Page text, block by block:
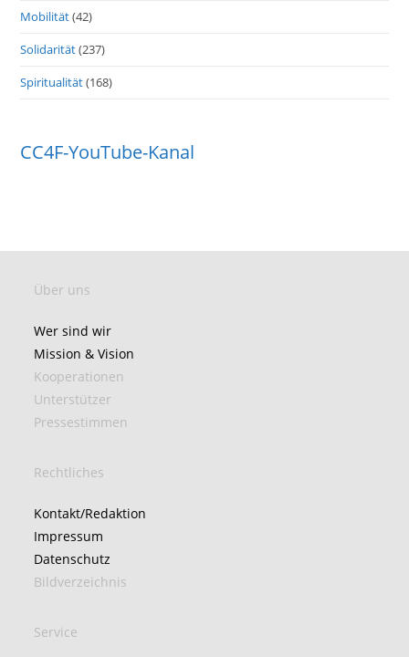
Mobilität(42)
Solidarität(237)
Spiritualität(168)
CC4F-YouTube-Kanal
Über uns
Wer sind wir
Mission & Vision
Kooperationen
Unterstützer
Pressestimmen
Rechtliches
Kontakt/Redaktion
Impressum
Datenschutz
Bildverzeichnis
Service